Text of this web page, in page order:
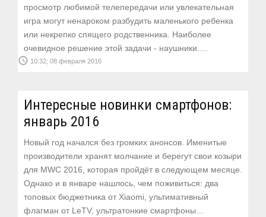
просмотр любимой телепередачи или увлекательная
игра могут ненароком разбудить маленького ребенка
или некрепко спящего родственника. Наиболее
очевидное решение этой задачи - наушники.…
access_time 10:32; 08 февраля 2016
Интересные новинки смартфонов:
январь 2016
Новый год начался без громких анонсов. Именитые
производители хранят молчание и берегут свои козыри
для MWC 2016, которая пройдёт в следующем месяце.
Однако и в январе нашлось, чем поживиться: два
топовых бюджетника от Xiaomi, ультимативный
флагман от LeTV, ультратонкие смартфоны…